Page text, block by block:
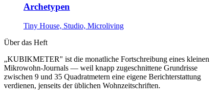
Archetypen
Tiny House, Studio, Microliving
Über das Heft
„KUBIKMETER" ist die monatliche Fortschreibung eines kleinen
Mikrowohn-Journals — weil knapp zugeschnittene Grundrisse
zwischen 9 und 35 Quadratmetern eine eigene Berichterstattung
verdienen, jenseits der üblichen Wohnzeitschriften.